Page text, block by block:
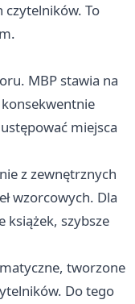
czytelników. To
MBP stawia na
miejsca
z zewnętrznych
wzorcowych. Dla
książek, szybsze
tworzone
Do tego